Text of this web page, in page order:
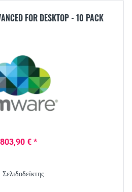
FOR DESKTOP - 10 PACK
803,90 € *
Σελιδοδείκτης